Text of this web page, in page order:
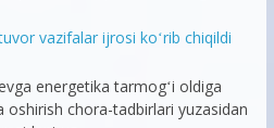
vazifalar ijrosi koʻrib chiqildi
energetika tarmogʻi oldiga
oshirish chora-tadbirlari yuzasidan